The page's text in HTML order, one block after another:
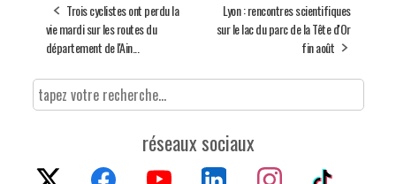
Trois cyclistes ont perdu la
vie mardi sur les routes du
département de l'Ain...
Lyon : rencontres scientifiques
sur le lac du parc de la Tête d'Or
fin août
réseaux sociaux